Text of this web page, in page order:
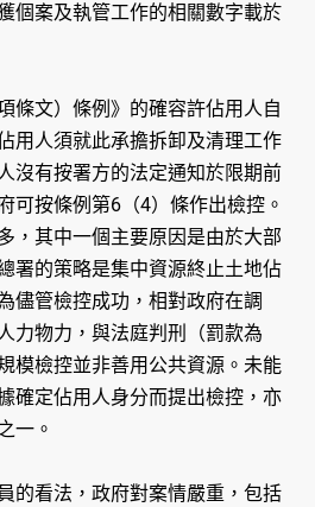
個案及執管工作的相關數字載於
條文）條例》的確容許佔用人自
用人須就此承擔拆卸及清理工作
沒有按署方的法定通知於限期前
可按條例第6（4）條作出檢控。
，其中一個主要原因是由於大部
署的策略是集中資源終止土地佔
儘管檢控成功，相對政府在調
力物力，與法庭判刑（罰款為
模檢控並非善用公共資源。未能
確定佔用人身分而提出檢控，亦
一。
看法，政府對案情嚴重，包括